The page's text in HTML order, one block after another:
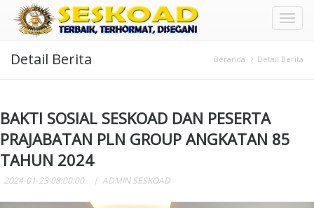
Toggle
Detail Berita Beranda Detail Berita
BAKTI SOSIAL SESKOAD DAN PESERTA
PRAJABATAN PLN GROUP ANGKATAN 85
TAHUN 2024
2024-01-23 08:00:00 ADMIN SESKOAD